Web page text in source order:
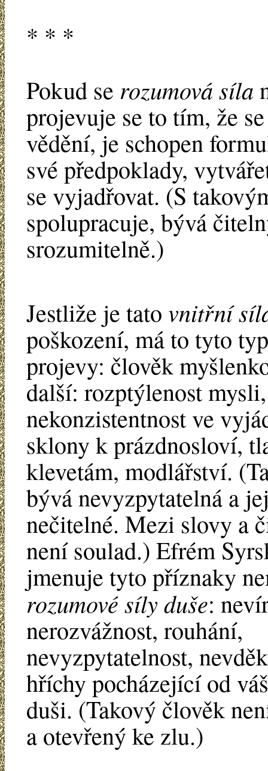
* * *
Pokud se rozumová síla
projevuje se to tím, že
vědění, je schopen
své předpoklady,
se vyjadřovat. (S
spolupracuje, bývá
srozumitelně.)
Jestliže je tato vnitřní
poškození, má to tyto
projevy: člověk
další: rozptýlenost mysli,
nekonzistentnost ve
sklony k prázdnosloví,
klevetám, modlářství.
bývá nevyzpytatelná a
nečitelné. Mezi slovy a
není soulad.) Efrém
jmenuje tyto příznaky
rozumové síly duše:
nerozvážnost, rouhání,
nevyzpytatelnost,
hříchy pocházející od
duši. (Takový člověk
a otevřený ke zlu.)